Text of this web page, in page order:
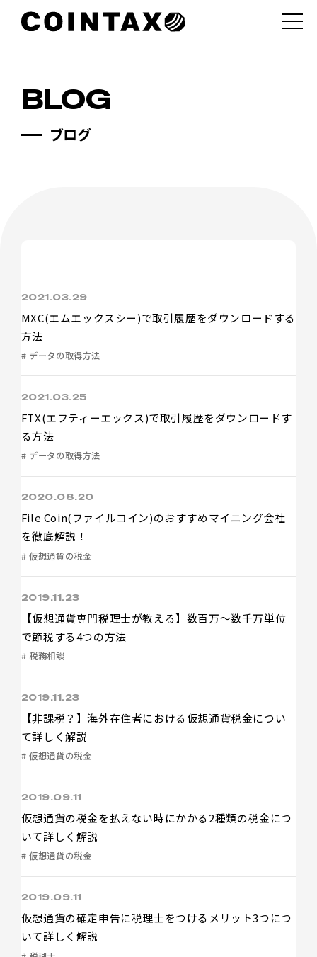
ブログ
2021.03.29
MXC(エムエックスシー)で取引履歴をダウンロードする
方法
# データの取得方法
2021.03.25
FTX(エフティーエックス)で取引履歴をダウンロードす
る方法
# データの取得方法
2020.08.20
File Coin(ファイルコイン)のおすすめマイニング会社
を徹底解説！
# 仮想通貨の税金
2019.11.23
【仮想通貨専門税理士が教える】数百万〜数千万単位
で節税する4つの方法
# 税務相談
2019.11.23
【非課税？】海外在住者における仮想通貨税金につい
て詳しく解説
# 仮想通貨の税金
2019.09.11
仮想通貨の税金を払えない時にかかる2種類の税金につ
いて詳しく解説
# 仮想通貨の税金
2019.09.11
仮想通貨の確定申告に税理士をつけるメリット3つにつ
いて詳しく解説